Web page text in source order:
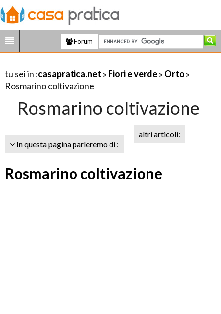
Forum
tu sei in :casapratica.net » Fiori e verde» Orto »
Rosmarino coltivazione
Rosmarino coltivazione
In questa pagina parleremo di :
altri articoli:
Rosmarino coltivazione